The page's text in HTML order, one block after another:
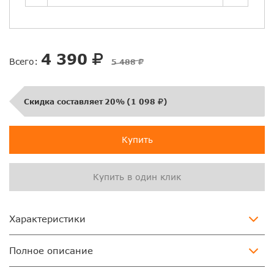
Всего: 4 390 5 488
Скидка составляет 20% (1 098 )
Купить
Купить в один клик
Характеристики
Полное описание